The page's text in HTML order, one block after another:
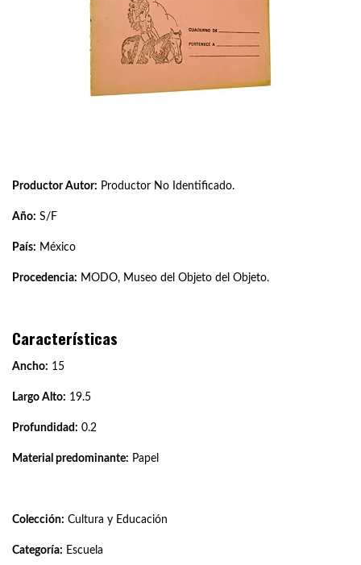
Productor Autor: Productor No Identificado.
Año: S/F
País: México
Procedencia: MODO, Museo del Objeto del Objeto.
Características
Ancho: 15
Largo Alto: 19.5
Profundidad: 0.2
Material predominante: Papel
Colección: Cultura y Educación
Categoría: Escuela